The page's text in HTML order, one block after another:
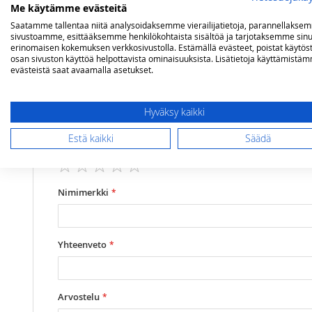
Lisätietoja
Lisätietoja
Mallit Genesi
Arvostelut
Steel Genesi tiskiallaskaapisto isolla
Arviosi
Rating
star
stars
stars
stars
stars
Nimimerkki
Yhteenveto
Arvostelu
Me käytämme evästeitä
Saatamme tallentaa niitä analysoidaksemme vierailijatietoja,
sivustoamme, esittääksemme henkilökohtaista sisältöä ja tarjotaksemme
erinomaisen kokemuksen verkkosivustolla. Estämällä evästeet, poistat
osan sivuston käyttöä helpottavista ominaisuuksista. Lisätietoja
evästeistä saat avaamalla asetukset.
Hyväksy kaikki
Estä kaikki Säädä